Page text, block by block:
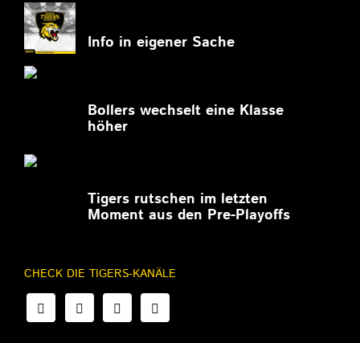
Info in eigener Sache
Bollers wechselt eine Klasse
höher
Tigers rutschen im letzten
Moment aus den Pre-Playoffs
CHECK DIE TIGERS-KANÄLE